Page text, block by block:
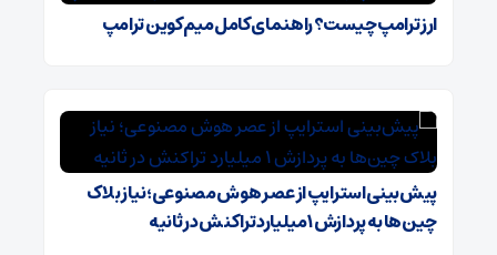
ارز ترامپ چیست؟ راهنمای کامل میم کوین ترامپ
پیش‌بینی استرایپ از عصر هوش مصنوعی؛ نیاز بلاک
چین‌ها به پردازش ۱ میلیارد تراکنش در ثانیه